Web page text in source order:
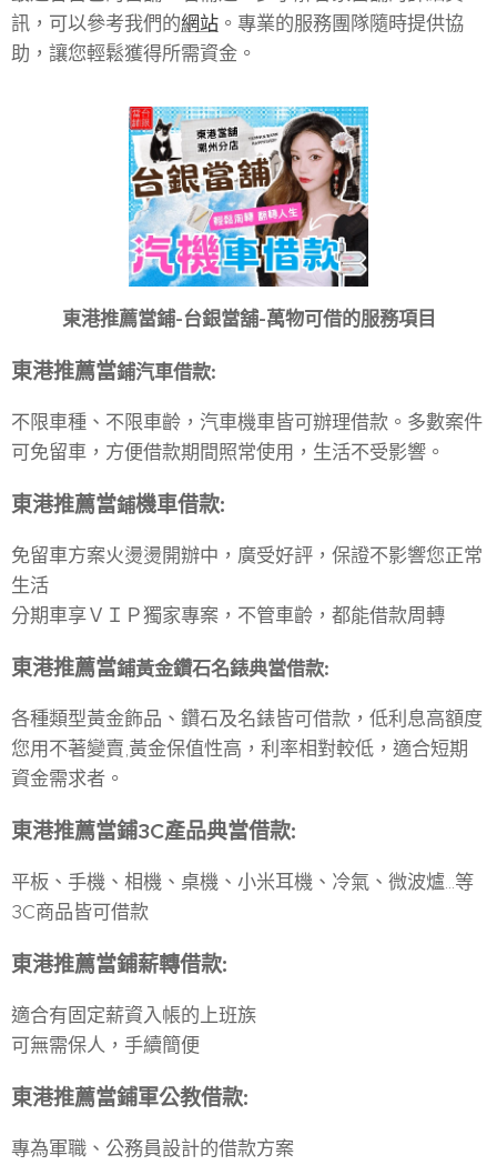
訊，可以參考我們的網站 。專業的服務團隊隨時提供協
助，讓您輕鬆獲得所需資金。
東港推薦當鋪-台銀當舖-萬物可借的服務項目
東港推薦當鋪汽車借款:
不限車種、不限車齡，汽車機車皆可辦理借款。多數案件
可免留車，方便借款期間照常使用，生活不受影響。
東港推薦當鋪機車借款:
免留車方案火燙燙開辦中，廣受好評，保證不影響您正常
生活
分期車享ＶＩＰ獨家專案，不管車齡，都能借款周轉
東港推薦當鋪黃金鑽石名錶典當借款:
各種類型黃金飾品、鑽石及名錶皆可借款，低利息高額度
您用不著變賣,黃金保值性高，利率相對較低，適合短期
資金需求者。
東港推薦當鋪3C產品典當借款:
平板、手機、相機、桌機、小米耳機、冷氣、微波爐...等
3C商品皆可借款
東港推薦當鋪薪轉借款:
適合有固定薪資入帳的上班族
可無需保人，手續簡便
東港推薦當鋪軍公教借款:
專為軍職、公務員設計的借款方案